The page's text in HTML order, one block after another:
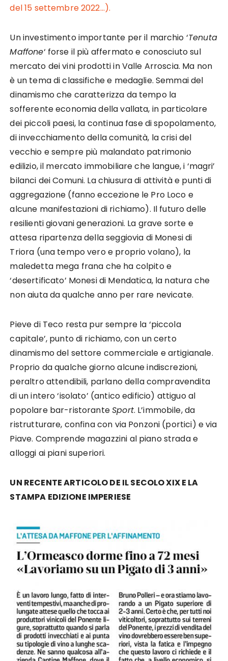
del 15 settembre 2022…).
Un investimento importante per il marchio ‘Tenuta
Maffone‘ forse il più affermato e conosciuto sul
mercato dei vini prodotti in Valle Arroscia. Ma non
è un tema di classifiche e medaglie. Semmai del
dinamismo che caratterizza da tempo la
sofferente economia della vallata, in particolare
dei piccoli paesi, la continua fase di spopolamento,
di invecchiamento della comunità, la crisi del
vecchio e sempre più malandato patrimonio
edilizio, il mercato immobiliare che langue, i ‘magri’
bilanci dei Comuni. La chiusura di attività e punti di
aggregazione (fanno eccezione le Pro Loco e
alcune manifestazioni di richiamo). Il futuro delle
resilienti giovani generazioni. La grave sorte e
attesa ripartenza della seggiovia di Monesi di
Triora (una tempo vero e proprio volano), la
maledetta mega frana che ha colpito e
‘desertificato’ Monesi di Mendatica, la natura che
non aiuta da qualche anno per rare nevicate.
Pieve di Teco resta pur sempre la ‘piccola
capitale’, punto di richiamo, con un certo
dinamismo del settore commerciale e artigianale.
Proprio da qualche giorno alcune indiscrezioni,
peraltro attendibili, parlano della compravendita
di un intero ‘isolato’ (antico edificio) attiguo al
popolare bar-ristoranteSport. L’immobile, da
ristrutturare, confina con via Ponzoni (portici) e via
Piave. Comprende magazzini al piano strada e
alloggi ai piani superiori.
UN RECENTE ARTICOLO DE IL SECOLO XIX E LA
STAMPA EDIZIONE IMPERIESE